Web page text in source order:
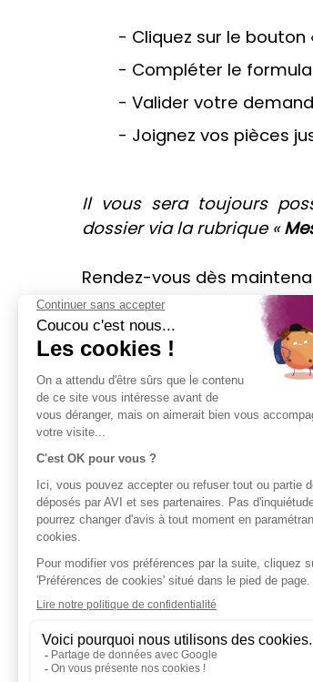
- Cliquez sur le bouton
- Compléter le
- Valider votre
- Joignez vos pièces
Il vous sera toujours
dossier via la rubrique «
Rendez-vous dès
Lorsque les justificatifs
sera traité dans les
A tout moment, vous
rubrique«Mes demandes
Vous avez également la
d'échanger avec notre
Découvrez sans plus
en vous connectant :J'Y
Vous avez des questions
clientèle par email à
MENTIONS LÉGALES